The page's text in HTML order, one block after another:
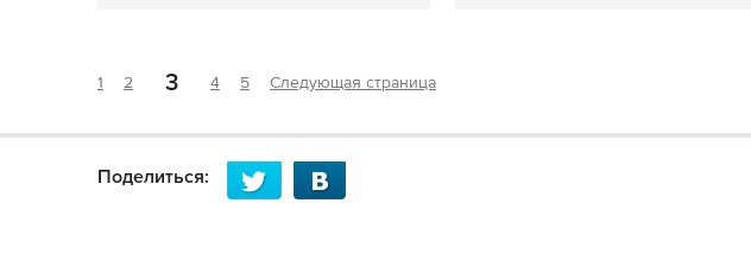
1 2 3 4 5 Следующая страница
Поделиться: